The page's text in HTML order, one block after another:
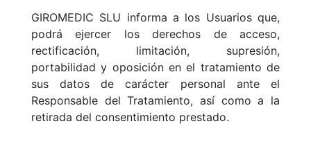
GIROMEDIC SLU informa a los Usuarios que,
podrá ejercer los derechos de acceso,
rectificación, limitación, supresión,
portabilidad y oposición en el tratamiento de
sus datos de carácter personal ante el
Responsable del Tratamiento, así como a la
retirada del consentimiento prestado.